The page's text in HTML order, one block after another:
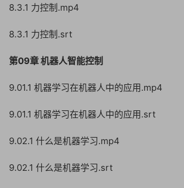
8.3.1 力控制.mp4
8.3.1 力控制.srt
第09章 机器人智能控制
9.01.1 机器学习在机器人中的应用.mp4
9.01.1 机器学习在机器人中的应用.srt
9.02.1 什么是机器学习.mp4
9.02.1 什么是机器学习.srt